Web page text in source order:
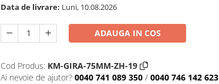
Data de livrare: Luni, 10.08.2026
ADAUGA IN COS
Cod Produs: KM-GIRA-75MM-ZH-19
Ai nevoie de ajutor? 0040 741 089 350 / 0040 746 142 623